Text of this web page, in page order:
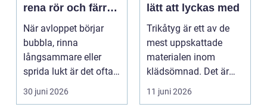
rena rör och färre
stopp
När avloppet börjar
bubbla, rinna
långsammare eller
sprida lukt är det ofta
ett tecken på att rören
30 juni 2026
lätt att lyckas med
Trikåtyg är ett av de
mest uppskattade
materialen inom
klädsömnad. Det är
mjukt, stretchigt och
följ...
11 juni 2026